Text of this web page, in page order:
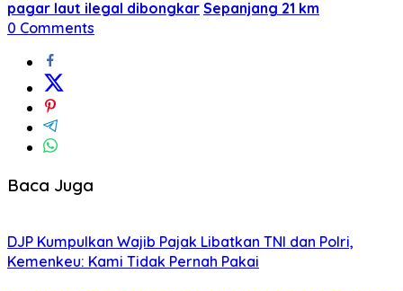
pagar laut ilegal dibongkar Sepanjang 21 km
0 Comments
Baca Juga
DJP Kumpulkan Wajib Pajak Libatkan TNI dan Polri,
Kemenkeu: Kami Tidak Pernah Pakai